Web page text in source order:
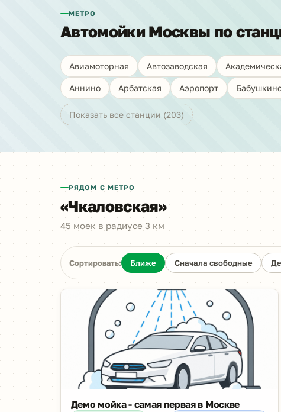
МЕТРО
Автомойки Москвы по
Авиамоторная Автозаводская
Аннино Арбатская Аэропорт
Показать все станции (203)
РЯДОМ С МЕТРО
«Чкаловская»
45 моек в радиусе 3 км
Сортировать: Ближе Сначала свободные
Демо мойка - самая первая в Москве